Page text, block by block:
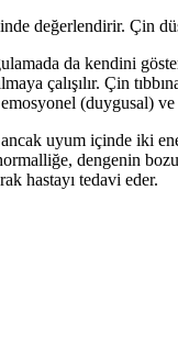
değerlendirir. Çin
da kendini
çalışılır. Çin
(duygusal)
uyum içinde iki
dengenin
hastayı tedavi eder.